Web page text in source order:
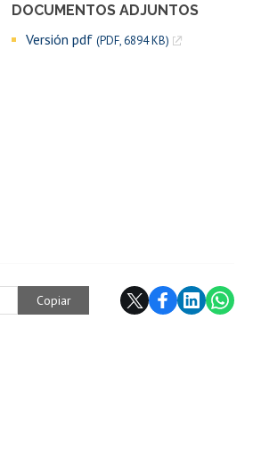
DOCUMENTOS ADJUNTOS
Versión pdf (PDF, 6894 KB)
Copiar